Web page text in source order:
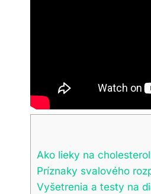
Ako lieky na
Príznaky svalového
Vyšetrenia a testy na